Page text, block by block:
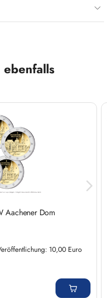
ebenfalls
Aachener Dom
10,00 Euro